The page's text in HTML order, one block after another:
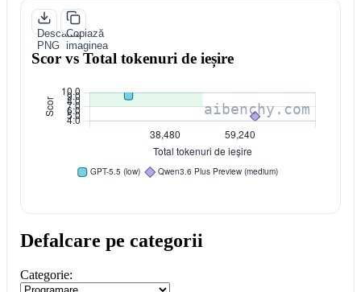
Descarcă
PNG
Copiază
imaginea
Scor vs Total tokenuri de ieșire
Defalcare pe categorii
Categorie: